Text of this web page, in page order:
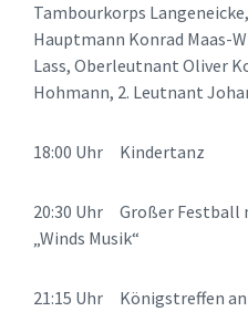
Tambourkorps
Hauptmann Konrad Maas-
Lass, Oberleutnant Oliver
Hohmann, 2. Leutnant
18:00 Uhr Kindertanz
20:30 Uhr Großer Festball
„Winds Musik“
21:15 Uhr Königstreffen